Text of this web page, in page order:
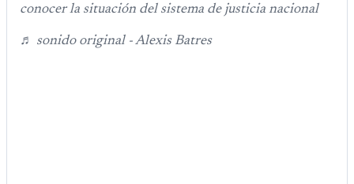
conocer la situación del sistema de justicia nacional
♬ sonido original - Alexis Batres